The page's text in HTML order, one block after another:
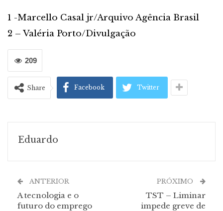
1 -Marcello Casal jr/Arquivo Agência Brasil
2 – Valéria Porto/Divulgação
209
Share Facebook Twitter
Eduardo
ANTERIOR
A tecnologia e o
futuro do emprego
PRÓXIMO
TST – Liminar
impede greve de